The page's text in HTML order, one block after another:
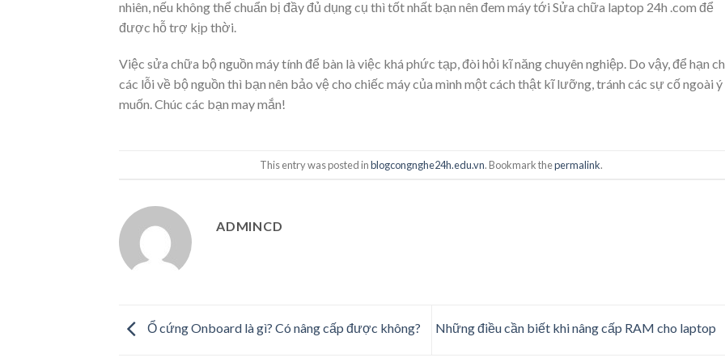
nhiên, nếu không thể chuẩn bị đầy đủ dụng cụ thì tốt nhất bạn nên đem máy tới Sửa chữa laptop 24h .com để
được hỗ trợ kịp thời.
Việc sửa chữa bộ nguồn máy tính để bàn là việc khá phức tạp, đòi hỏi kĩ năng chuyên nghiệp. Do vậy, để hạn
các lỗi về bộ nguồn thì bạn nên bảo vệ cho chiếc máy của mình một cách thật kĩ lưỡng, tránh các sự cố ngoài ý
muốn. Chúc các bạn may mắn!
This entry was posted inblogcongnghe24h.edu.vn. Bookmark thepermalink.
ADMINCD
Ổ cứng Onboard là gì? Có nâng cấp được không? Những điều cần biết khi nâng cấp RAM cho laptop